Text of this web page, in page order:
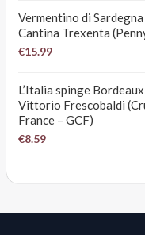
Vermentino di
Cantina Trexenta
€15.99
L’Italia spinge
Vittorio Frescobaldi
France – GCF)
€8.59